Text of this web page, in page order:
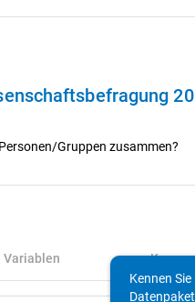
Gruppen zusammen?
Variablen
Kennen